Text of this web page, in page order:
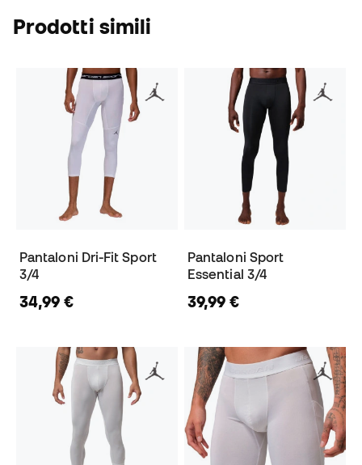
Prodotti simili
Pantaloni Dri-Fit Sport
3/4
34,99 €
Pantaloni Sport
Essential 3/4
39,99 €